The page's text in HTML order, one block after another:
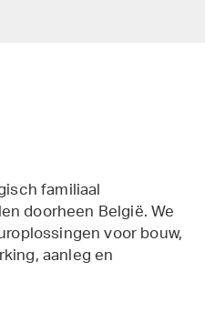
familiaal
doorheen België. We
voor bouw,
aanleg en